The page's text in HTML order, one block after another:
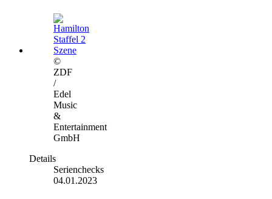
©
ZDF
/
Edel
Music
&
Entertainment
GmbH
Details
Serienchecks
04.01.2023